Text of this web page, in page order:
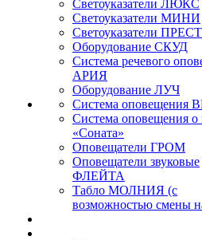
Светоуказатели ЛЮКС
Светоуказатели МИНИ
Светоуказатели
Оборудование СКУД
Система речевого
АРИЯ
Оборудование ЛУЧ
Система оповещения
Система оповещения о
«Соната»
Оповещатели ГРОМ
Оповещатели звуковые
ФЛЕЙТА
Табло МОЛНИЯ (с
возможностью смены